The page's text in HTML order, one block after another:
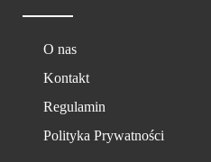
O nas
Kontakt
Regulamin
Polityka Prywatności